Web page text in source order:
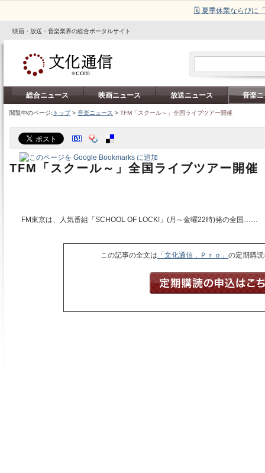
🗓️ 夏季休業ならびに
映画・放送・音楽業界の総合ポータルサイト
総合ニュース 映画ニュース 放送ニュース 音楽
閲覧中のページ: トップ> 音楽ニュース > TFM「スクール～」全国ライブツアー開催
TFM「スクール～」全国ライブツアー開催
FM東京は、人気番組「SCHOOL OF LOCK!」(月～金曜22時)発の全国……
この記事の全文は 「文化通信．Ｐｒｏ」の定期購